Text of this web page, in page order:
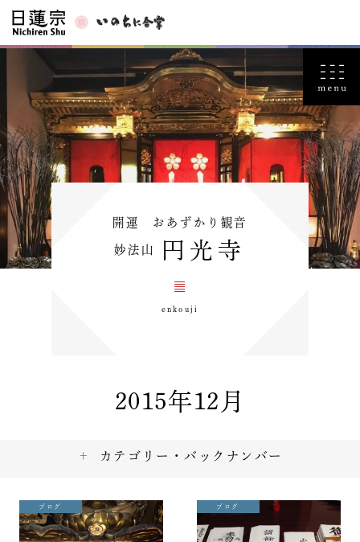
開運 おあずかり観音
妙法山 円光寺
enkouji
2015年12月
ブログ ブログ
カテゴリー・バックナンバー